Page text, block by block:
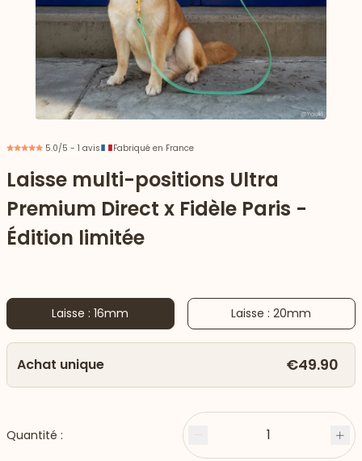
vers le bas
5.0/5 - 1 avis Fabriqué en France
Laisse multi-positions Ultra
Premium Direct x Fidèle Paris -
Édition limitée
Laisse : 16mm Laisse : 20mm
Achat unique €49.90
Quantité : Moins 1